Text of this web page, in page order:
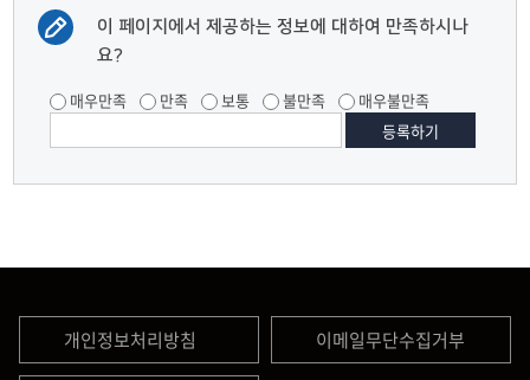
이 페이지에서 제공하는 정보에 대하여 만족하시나
요?
매우만족 만족 보통 불만족 매우불만족
개인정보처리방침 이메일무단수집거부